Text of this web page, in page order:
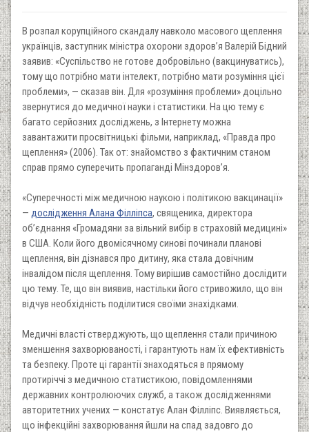
В розпал корупційного скандалу навколо масового щеплення
українців, заступник міністра охорони здоров’я Валерій Бідний
заявив: «Суспільство не готове добровільно (вакцинуватись),
тому що потрібно мати інтелект, потрібно мати розуміння цієї
проблеми», — сказав він. Для «розуміння проблеми» доцільно
звернутися до медичної науки і статистики. На цю тему є
багато серйозних досліджень, з Інтернету можна
завантажити просвітницькі фільми, наприклад, «Правда про
щеплення» (2006). Так от: знайомство з фактичним станом
справ прямо суперечить пропаганді Мінздоров’я.
«Суперечності між медичною наукою і політикою вакцинації»
— дослідження Алана Філліпса, священика, директора
об’єднання «Громадяни за вільний вибір в страховій медицині»
в США. Коли його двомісячному синові починали планові
щеплення, він дізнався про дитину, яка стала довічним
інвалідом після щеплення. Тому вирішив самостійно дослідити
цю тему. Те, що він виявив, настільки його стривожило, що він
відчув необхідність поділитися своїми знахідками.
Медичні власті стверджують, що щеплення стали причиною
зменшення захворюваності, і гарантують нам їх ефективність
та безпеку. Проте ці гарантії знаходяться в прямому
протиріччі з медичною статистикою, повідомленнями
державних контролюючих служб, а також дослідженнями
авторитетних учених — констатує Алан Філліпс. Виявляється,
що інфекційні захворювання йшли на спад задовго до